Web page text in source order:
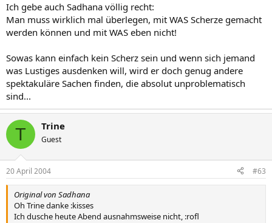
Ich gebe auch Sadhana völlig recht:
Man muss wirklich mal überlegen, mit WAS Scherze gemacht
werden können und mit WAS eben nicht!
Sowas kann einfach kein Scherz sein und wenn sich jemand
was Lustiges ausdenken will, wird er doch genug andere
spektakuläre Sachen finden, die absolut unproblematisch
sind...
T Trine
Guest
20 April 2004 #63
Original von Sadhana
Oh Trine danke :kisses
Ich dusche heute Abend ausnahmsweise nicht, :rofl